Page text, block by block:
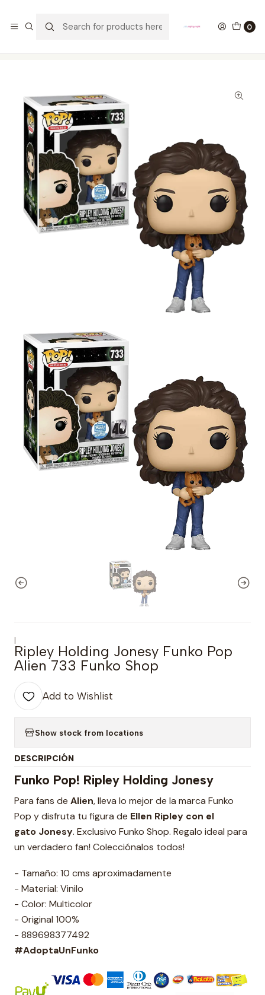
0
|
Ripley Holding Jonesy Funko Pop
Alien 733 Funko Shop
Add to Wishlist
Show stock from locations
DESCRIPCIÓN
Funko Pop! Ripley Holding Jonesy
Para fans de Alien, lleva lo mejor de la marca Funko
Pop y disfruta tu figura de Ellen Ripley con el
gato Jonesy. Exclusivo Funko Shop. Regalo ideal para
un verdadero fan! Colecciónalos todos!
- Tamaño: 10 cms aproximadamente
- Material: Vinilo
- Color: Multicolor
- Original 100%
- 889698377492
#AdoptaUnFunko